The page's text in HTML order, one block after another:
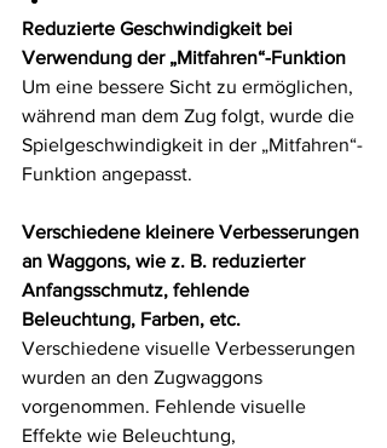
Reduzierte Geschwindigkeit bei
Verwendung der „Mitfahren“-Funktion
Um eine bessere Sicht zu ermöglichen,
während man dem Zug folgt, wurde die
Spielgeschwindigkeit in der „Mitfahren“-
Funktion angepasst.
Verschiedene kleinere Verbesserungen
an Waggons, wie z. B. reduzierter
Anfangsschmutz, fehlende
Beleuchtung, Farben, etc.
Verschiedene visuelle Verbesserungen
wurden an den Zugwaggons
vorgenommen. Fehlende visuelle
Effekte wie Beleuchtung,